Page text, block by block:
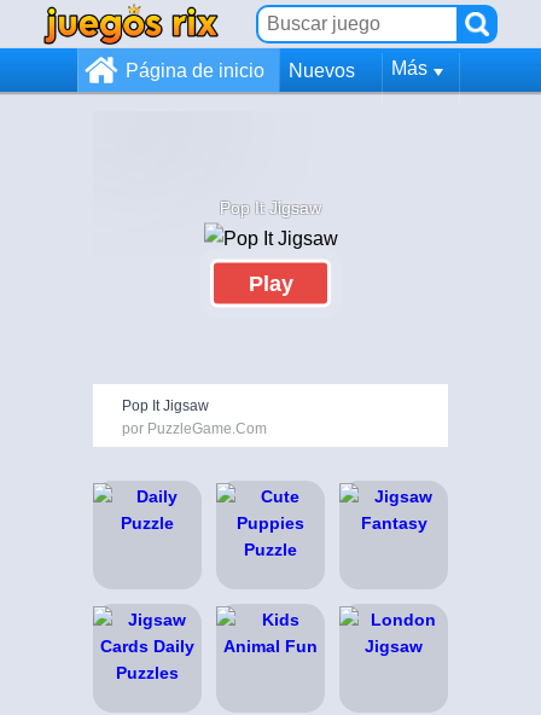
Página de inicio Nuevos Más
Pop It Jigsaw
Play
Pop It Jigsaw
por PuzzleGame.Com